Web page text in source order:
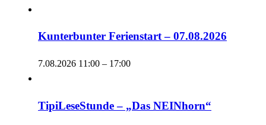
Kunterbunter Ferienstart – 07.08.2026
7.08.2026 11:00 – 17:00
TipiLeseStunde – „Das NEINhorn“